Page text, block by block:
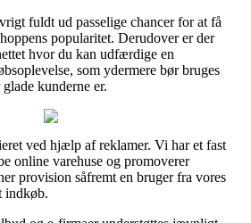
fuldt ud passelige chancer for at få
popularitet. Derudover er der
hvor du kan udfærdige en
som ydermere bør bruges
kunderne er.
ved hjælp af reklamer. Vi har et fast
online varehuse og promoverer
provision såfremt en bruger fra vores
indkøb.